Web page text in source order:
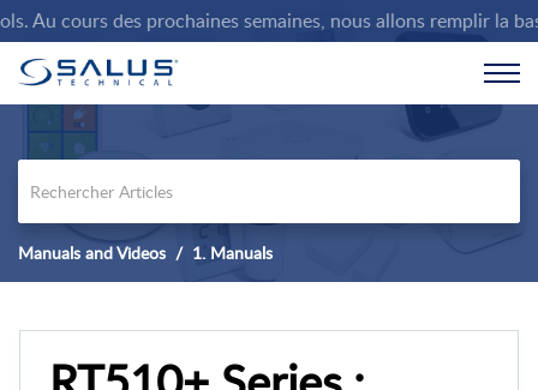
Au cours des prochaines semaines, nous allons remplir la
Manuals and Videos 1. Manuals